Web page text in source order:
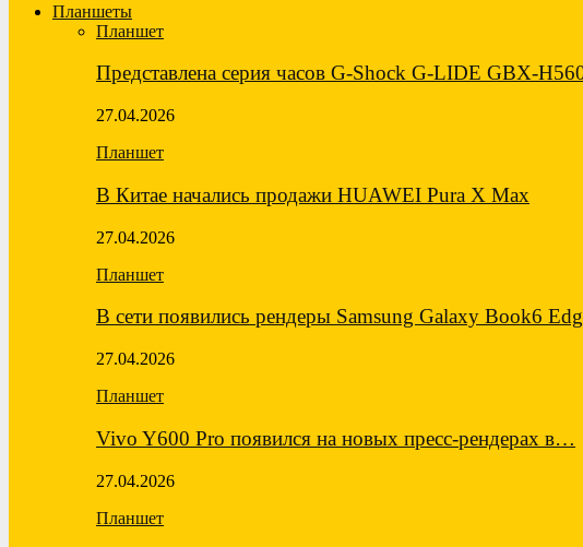
Планшеты
Планшет
Представлена серия часов G-Shock G-LIDE GBX-
27.04.2026
Планшет
В Китае начались продажи HUAWEI Pura X Max
27.04.2026
Планшет
В сети появились рендеры Samsung Galaxy Book6
27.04.2026
Планшет
Vivo Y600 Pro появился на новых пресс-рендерах в…
27.04.2026
Планшет